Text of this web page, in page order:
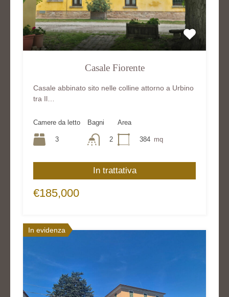
Casale Fiorente
Casale abbinato sito nelle colline attorno a Urbino
tra Il…
Camere da letto
3
Bagni
2
Area
384 mq
In trattativa
€185,000
In evidenza